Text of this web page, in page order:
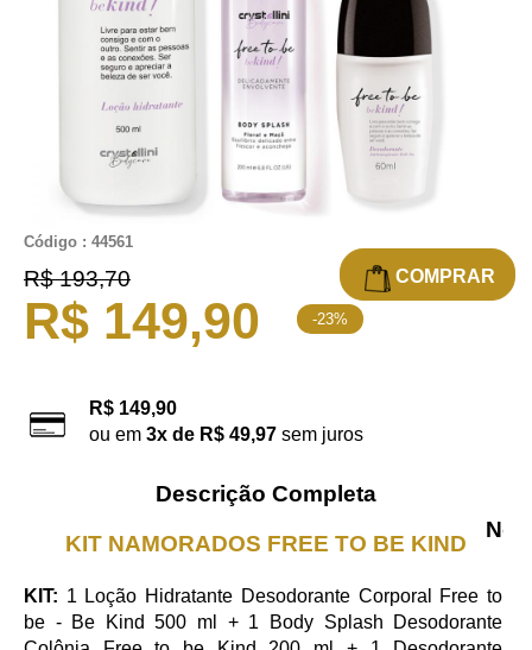
Código : 44561
-23%
R$ 193,70
R$ 149,90
R$ 149,90
ou em 3x de R$ 49,97 sem juros
COMPRAR
Descrição Completa
KIT NAMORADOS FREE TO BE KIND
KIT: 1 Loção Hidratante Desodorante Corporal Free to
be - Be Kind 500 ml + 1 Body Splash Desodorante